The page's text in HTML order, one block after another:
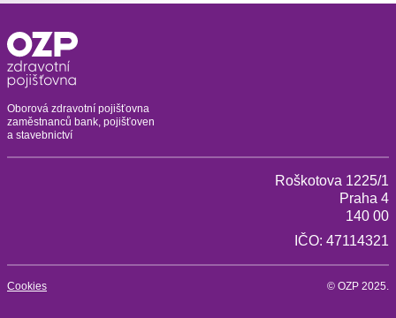
Oborová zdravotní pojišťovna
zaměstnanců bank, pojišťoven
a stavebnictví
Roškotova 1225/1
Praha 4
140 00
IČO: 47114321
Cookies © OZP 2025.